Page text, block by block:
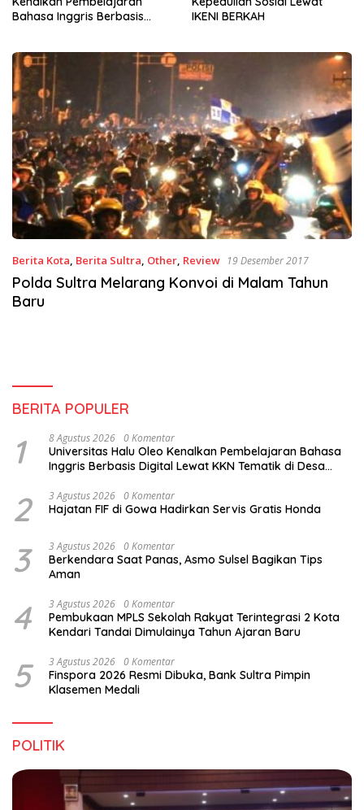
IKENI BERKAH
BWS Sulawesi IV Perkuat
Berita Kota, Berita Sultra, Other, Review 19 Desember 2017
Polda Sultra Melarang Konvoi di Malam Tahun
Baru
BERITA POPULER
1 8 Agustus 2026 0 Komentar
Universitas Halu Oleo Kenalkan Pembelajaran Bahasa
Inggris Berbasis Digital Lewat KKN Tematik di Desa
2 3 Agustus 2026 0 Komentar
Hajatan FIF di Gowa Hadirkan Servis Gratis Honda
3 3 Agustus 2026 0 Komentar
Berkendara Saat Panas, Asmo Sulsel Bagikan Tips
Aman
4 3 Agustus 2026 0 Komentar
Pembukaan MPLS Sekolah Rakyat Terintegrasi 2 Kota
Kendari Tandai Dimulainya Tahun Ajaran Baru
5 3 Agustus 2026 0 Komentar
Finspora 2026 Resmi Dibuka, Bank Sultra Pimpin
Klasemen Medali
POLITIK